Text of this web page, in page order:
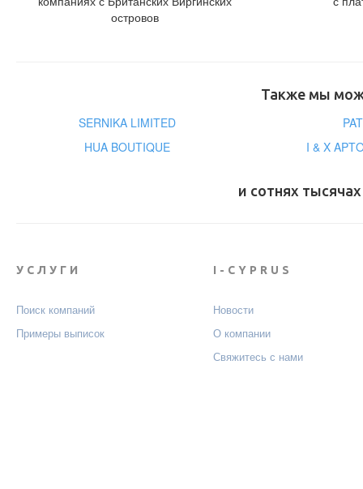
островов
Также мы
SERNIKA LIMITED
HUA BOUTIQUE
Ι & Χ
и сотнях
УСЛУГИ
Поиск компаний
Примеры выписок
I-CYPRUS
Новости
О компании
Свяжитесь с нами